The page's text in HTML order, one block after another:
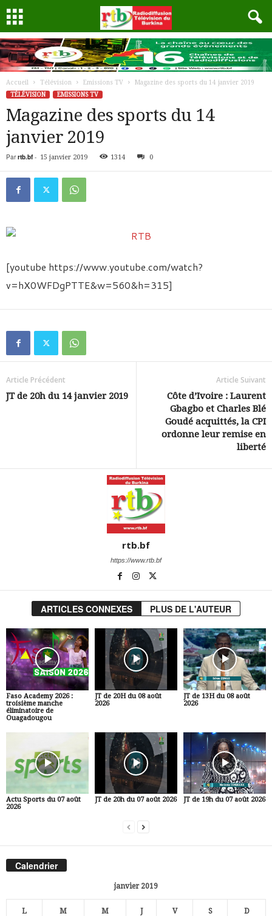
Accueil Télévision Emissions TV
Magazine des sports du 14 janvier 2019
TÉLÉVISION
EMISSIONS TV
Magazine des sports du 14
janvier 2019
Par rtb.bf- 15 janvier 2019 1314 0
[youtube https://www.youtube.com/watch?
v=hX0WFDgPTTE&w=560&h=315]
Article Précédent
JT de 20h du 14 janvier 2019
Article Suivant
Côte d’Ivoire : Laurent
Gbagbo et Charles Blé
Goudé acquittés, la CPI
ordonne leur remise en
liberté
rtb.bf
https://www.rtb.bf
ARTICLES CONNEXES PLUS DE L'AUTEUR
Faso Academy 2026 :
troisième manche
éliminatoire de
Ouagadougou
JT de 20H du 08 août
2026
JT de 13H du 08 août
2026
Actu Sports du 07 août
2026
JT de 20h du 07 août 2026 JT de 19h du 07 août 2026
Calendrier
janvier 2019
L M M J V S D